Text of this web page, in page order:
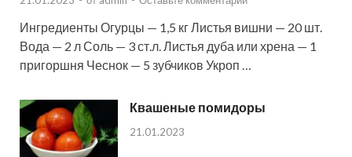
Ингредиенты Огурцы — 1,5 кг Листья вишни — 20 шт.
Вода — 2 л Соль — 3 ст.л. Листья дуба или хрена — 1
пригоршня Чеснок — 5 зубчиков Укроп …
Квашеные помидоры
21.01.2023